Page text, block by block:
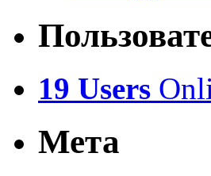
19 Users
Мета